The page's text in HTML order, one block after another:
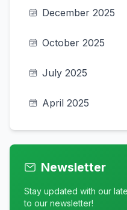
December 2025
October 2025
July 2025
April 2025
Newsletter
Stay updated with our
to our newsletter!